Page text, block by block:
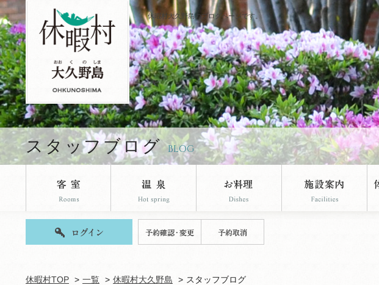
休暇村大久野島のブログページです。
スタッフブログ BLOG
休暇村TOP 一覧 休暇村大久野島 スタッフブログ